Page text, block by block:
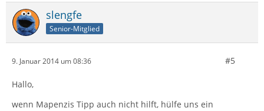
slengfe
Senior-Mitglied
9. Januar 2014 um 08:36 #5
Hallo,
wenn Mapenzis Tipp auch nicht hilft, hülfe uns ein